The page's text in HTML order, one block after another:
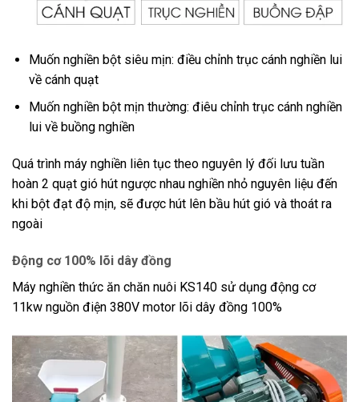
Muốn nghiền bột siêu mịn: điều chỉnh trục cánh nghiền lui
về cánh quạt
Muốn nghiền bột mịn thường: điêu chỉnh trục cánh nghiền
lui về buồng nghiền
Quá trình máy nghiền liên tục theo nguyên lý đối lưu tuần
hoàn 2 quạt gió hút ngược nhau nghiền nhỏ nguyên liệu đến
khi bột đạt độ mịn, sẽ được hút lên bầu hút gió và thoát ra
ngoài
Động cơ 100% lõi dây đồng
Máy nghiền thức ăn chăn nuôi KS140 sử dụng động cơ
11kw nguồn điện 380V motor lõi dây đồng 100%